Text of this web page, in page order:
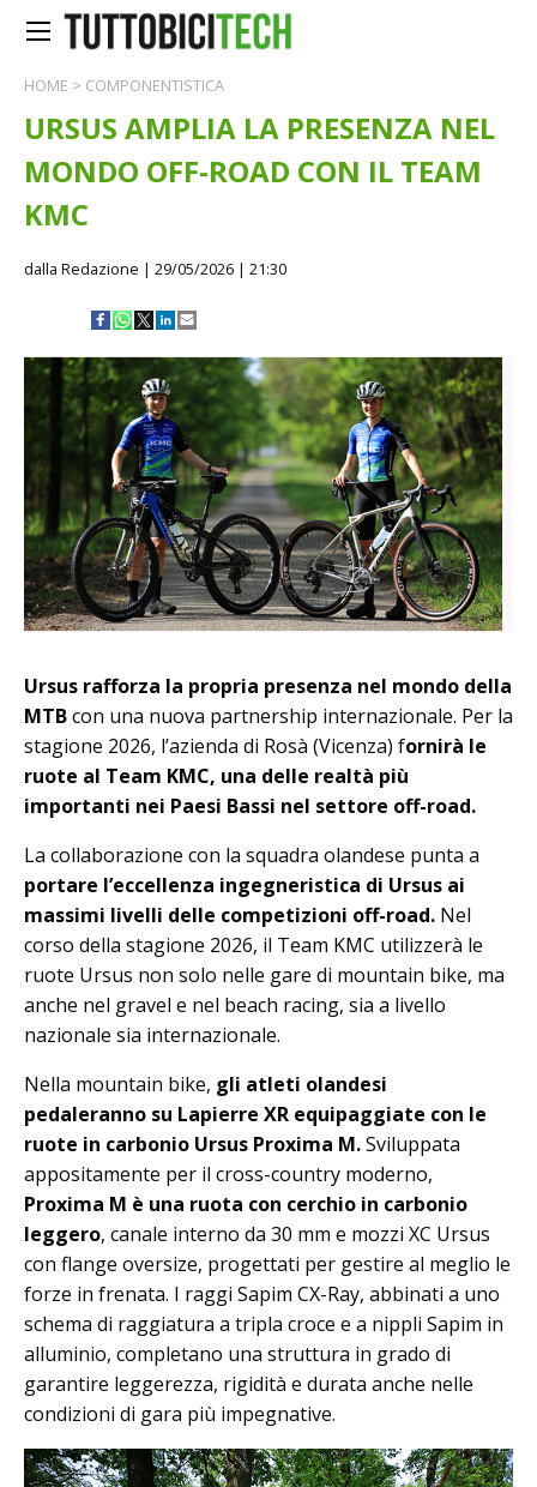
HOME > COMPONENTISTICA
URSUS AMPLIA LA PRESENZA NEL
MONDO OFF-ROAD CON IL TEAM
KMC
dalla Redazione | 29/05/2026 | 21:30
Ursus rafforza la propria presenza nel mondo della
MTBcon una nuova partnership internazionale. Per la
stagione 2026, l’azienda di Rosà (Vicenza) fornirà le
ruote al Team KMC, una delle realtà più
importanti nei Paesi Bassi nel settore off-road.
La collaborazione con la squadra olandese punta a
portare l’eccellenza ingegneristica di Ursus ai
massimi livelli delle competizioni off-road. Nel
corso della stagione 2026, il Team KMC utilizzerà le
ruote Ursus non solo nelle gare di mountain bike, ma
anche nel gravel e nel beach racing, sia a livello
nazionale sia internazionale.
Nella mountain bike, gli atleti olandesi
pedaleranno su Lapierre XR equipaggiate con le
ruote in carbonio Ursus Proxima M.Sviluppata
appositamente per il cross-country moderno,
Proxima M è una ruota con cerchio in carbonio
leggero, canale interno da 30 mm e mozzi XC Ursus
con flange oversize, progettati per gestire al meglio le
forze in frenata. I raggi Sapim CX-Ray, abbinati a uno
schema di raggiatura a tripla croce e a nippli Sapim in
alluminio, completano una struttura in grado di
garantire leggerezza, rigidità e durata anche nelle
condizioni di gara più impegnative.